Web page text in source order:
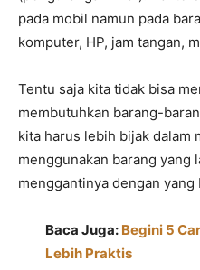
pada mobil namun pada
komputer, HP, jam tangan,
Tentu saja kita tidak bisa
membutuhkan barang-
kita harus lebih bijak dalam
menggunakan barang yang
menggantinya dengan yang
Baca Juga: Begini 5
Lebih Praktis